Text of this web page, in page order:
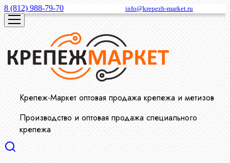
8 (812) 988-79-70 info@krepezh-market.ru
Крепеж-Маркет оптовая продажа крепежа и метизов
Производство и оптовая продажа специального
крепежа